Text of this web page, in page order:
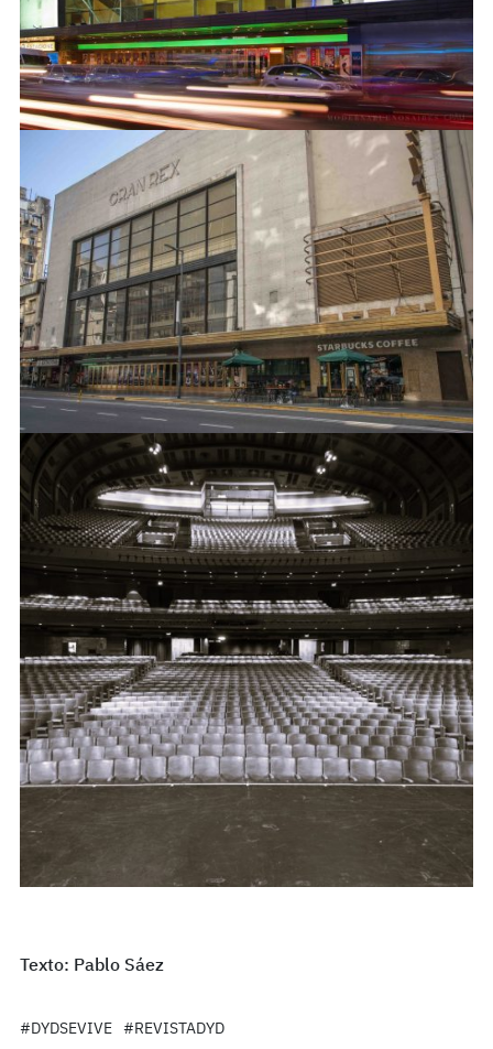
Texto: Pablo Sáez
#DYDSEVIVE #REVISTADYD